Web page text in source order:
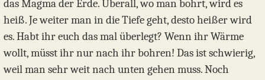
das Magma der Erde. Überall, wo man bohrt, wird es
heiß. Je weiter man in die Tiefe geht, desto heißer wird
es. Habt ihr euch das mal überlegt? Wenn ihr Wärme
wollt, müsst ihr nur nach ihr bohren! Das ist schwierig,
weil man sehr weit nach unten gehen muss. Noch